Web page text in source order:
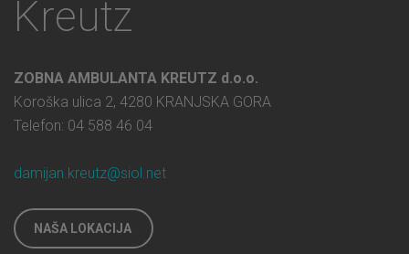
Kreutz
ZOBNA AMBULANTA KREUTZ d.o.o.
Koroška ulica 2, 4280 KRANJSKA GORA
Telefon: 04 588 46 04
damijan.kreutz@siol.net
NAŠA LOKACIJA